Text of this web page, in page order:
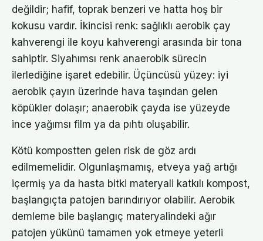
değildir; hafif, toprak benzeri ve hatta hoş bir
kokusu vardır. İkincisi renk: sağlıklı aerobik çay
kahverengi ile koyu kahverengi arasında bir tona
sahiptir. Siyahımsı renk anaerobik sürecin
ilerlediğine işaret edebilir. Üçüncüsü yüzey: iyi
aerobik çayın üzerinde hava taşından gelen
köpükler dolaşır; anaerobik çayda ise yüzeyde
ince yağımsı film ya da pıhtı oluşabilir.
Kötü kompostten gelen risk de göz ardı
edilmemelidir. Olgunlaşmamış, etveya yağ artığı
içermiş ya da hasta bitki materyali katkılı kompost,
başlangıçta patojen barındırıyor olabilir. Aerobik
demleme bile başlangıç materyalindeki ağır
patojen yükünü tamamen yok etmeye yeterli